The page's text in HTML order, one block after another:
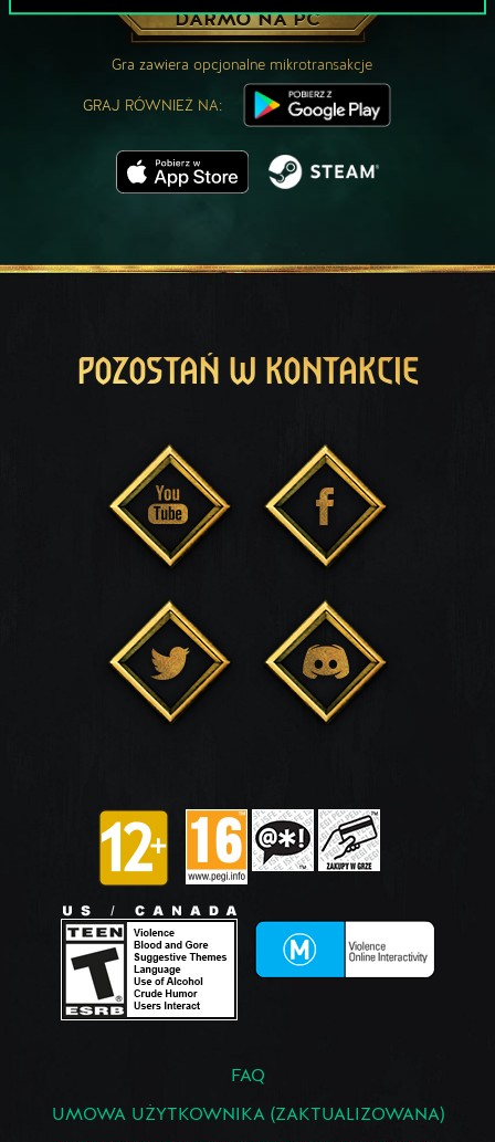
DARMO NA PC
Gra zawiera opcjonalne mikrotransakcje
GRAJ RÓWNIEŻ NA:
POZOSTAŃ W KONTAKCIE
FAQ
UMOWA UŻYTKOWNIKA (ZAKTUALIZOWANA)